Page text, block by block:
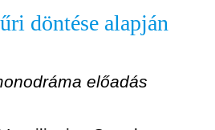
döntése alapján
előadás